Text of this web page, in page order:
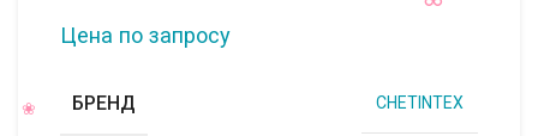
Цена по запросу
БРЕНД CHETINTEX